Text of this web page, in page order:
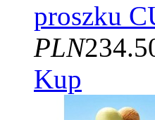
proszku
PLN
Kup